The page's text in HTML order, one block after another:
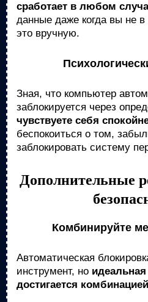
сработает в любом
данные даже когда вы не в
это вручную.
Зная, что компьютер
заблокируется через
чувствуете себя
беспокоиться о том,
заблокировать систему
Дополнительные
Комбинируйте
Автоматическая
инструмент, но
достигается